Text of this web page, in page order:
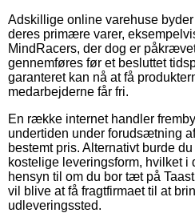
Adskillige online varehuse
deres primære varer,
MindRacers, der dog er
gennemføres før et besluttet
garanteret kan nå at få
medarbejderne får fri.
En række internet handler
undertiden under forudsætning
bestemt pris. Alternativt burde
kostelige leveringsform, hvilket
hensyn til om du bor tæt på
vil blive at få fragtfirmaet til at
udleveringssted.